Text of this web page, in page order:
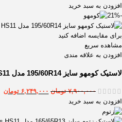
افزودن به سبد خرید
-21%
برای مقایسه اضافه کنید
مشاهده سریع
افزودن به علاقه مندی
لاستیک کومهو سایز 195/60R14 مدل SOLUS HS11
۷,۹۰۰,۰۰۰ تومان ۶,۲۴۹,۰۰۰ تومان
افزودن به سبد خرید